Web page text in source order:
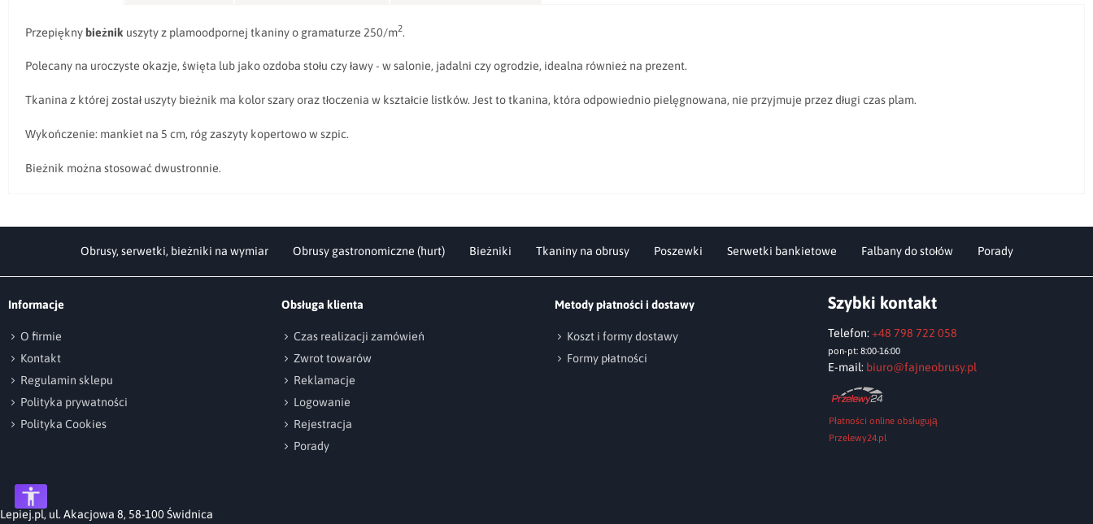
Przepiękny bieżnik uszyty z plamoodpornej tkaniny o gramaturze 250/m2.
Polecany na uroczyste okazje, święta lub jako ozdoba stołu czy ławy - w salonie, jadalni czy ogrodzie, idealna również na prezent.
Tkanina z której został uszyty bieżnik ma kolor szary oraz tłoczenia w kształcie listków. Jest to tkanina, która odpowiednio pielęgnowana, nie przyjmuje przez długi czas plam.
Wykończenie: mankiet na 5 cm, róg zaszyty kopertowo w szpic.
Bieżnik można stosować dwustronnie.
Obrusy, serwetki, bieżniki na wymiar Obrusy gastronomiczne (hurt) Bieżniki Tkaniny na obrusy Poszewki Serwetki bankietowe Falbany do stołów Porady
Informacje
O firmie
Kontakt
Regulamin sklepu
Polityka prywatności
Polityka Cookies
Obsługa klienta
Czas realizacji zamówień
Zwrot towarów
Reklamacje
Logowanie
Rejestracja
Porady
Metody płatności i dostawy
Koszt i formy dostawy
Formy płatności
Szybki kontakt
Telefon: +48 798 722 058
pon-pt: 8:00-16:00
E-mail: biuro@fajneobrusy.pl
Płatności online obsługują
Przelewy24.pl
Lepiej.pl, ul. Akacjowa 8, 58-100 Świdnica